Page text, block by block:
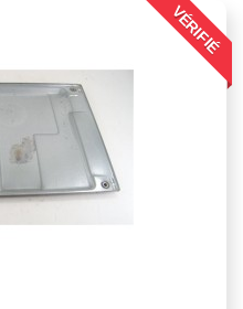
VÉRIFIÉ